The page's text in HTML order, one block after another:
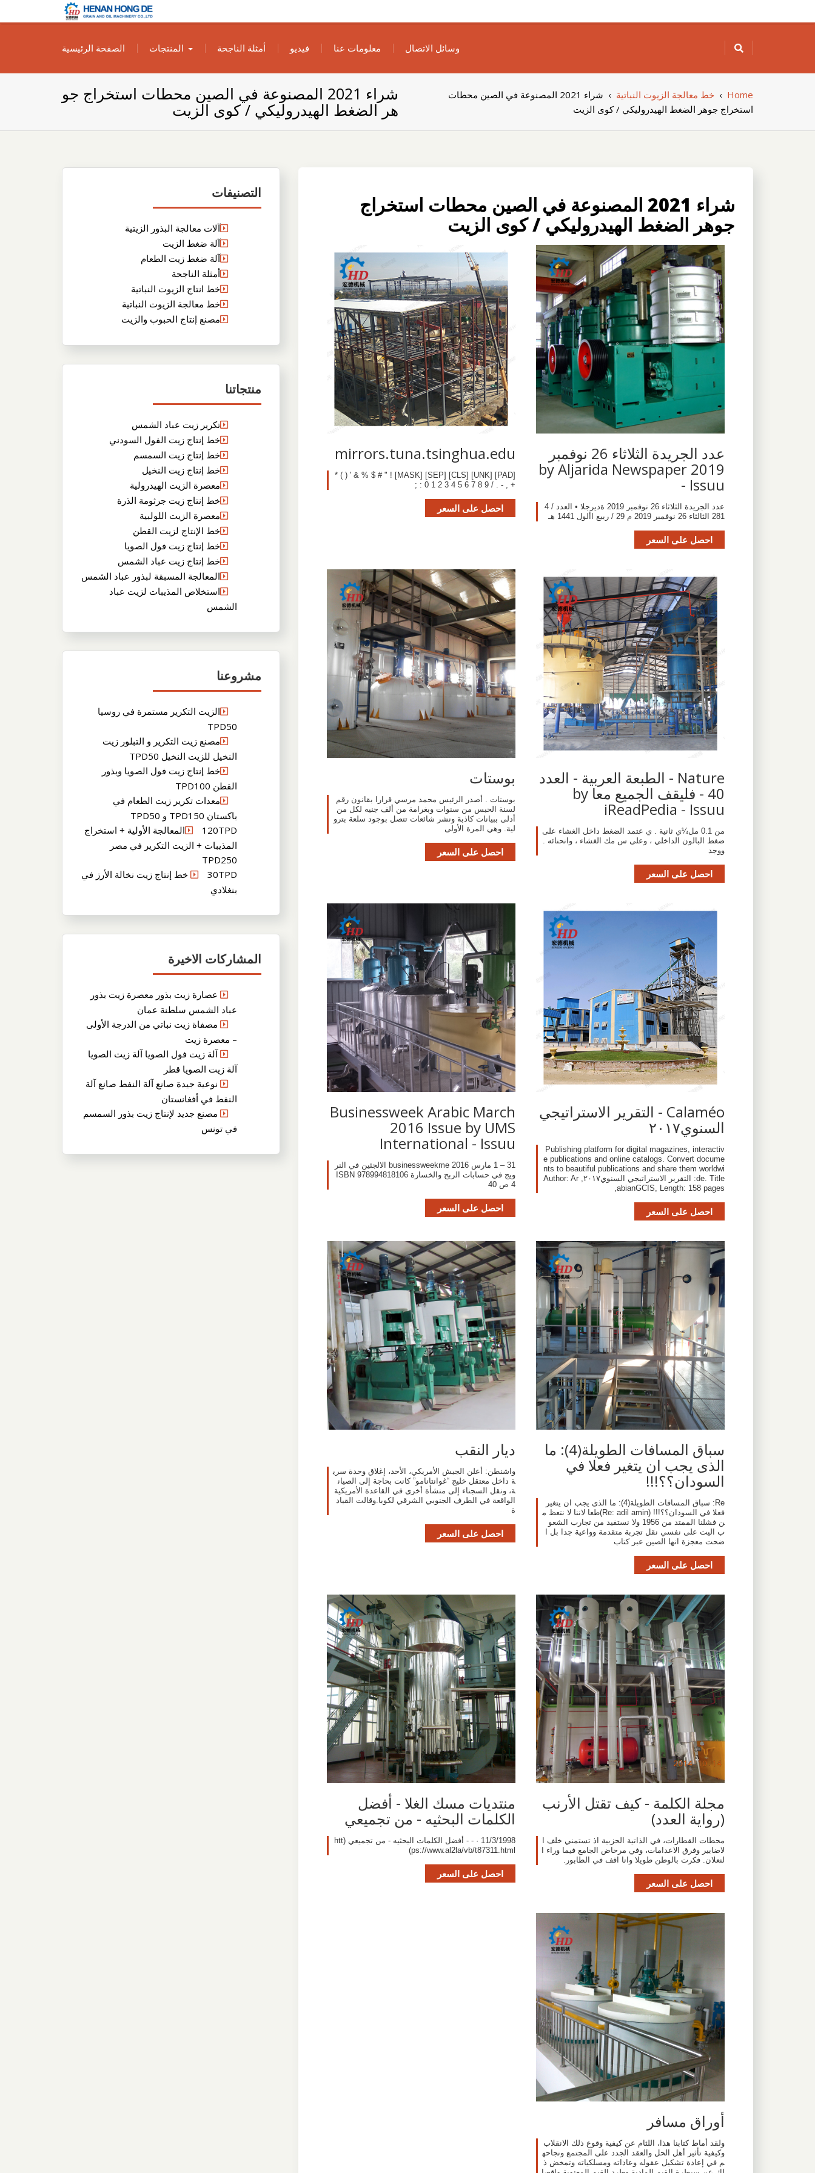
to
الزيوت النباتية
الخاص بك
الصفحة الرئيسية
المنتجات أمثلة الناجحة فيديو معلومات عنا وسائل الاتصال
شراء 2021 المصنوعة في الصين محطات استخراج جو
هر الضغط الهيدروليكي / كوى الزيت
Home
› خط معالجة الزيوت النباتية ›
شراء 2021 المصنوعة في الصين محطات
استخراج جوهر الضغط الهيدروليكي / كوى الزيت
التصنيفات
آلات معالجة البذور الزيتية
آلة ضغط الزيت
آلة ضغط زيت الطعام
أمثلة الناجحة
خط انتاج الزيوت النباتية
خط معالجة الزيوت النباتية
مصنع إنتاج الحبوب والزيت
منتجاتنا
تكرير زيت عباد الشمس
خط إنتاج زيت الفول السودني
خط إنتاج زيت السمسم
خط إنتاج زيت النخيل
معصرة الزيت الهيدرولية
خط إنتاج زيت جرثومة الذرة
معصرة الزيت اللولبية
خط الإنتاج لزيت القطن
خط إنتاج زيت فول الصويا
خط إنتاج زيت عباد الشمس
المعالجة المسبقة لبذور عباد الشمس
استخلاص المذيبات لزيت عباد
الشمس
مشروعنا
الزيت التكرير مستمرة في روسيا
TPD50
مصنع زيت التكرير و التبلور زيت
النخيل للزيت النخيل TPD50
خط إنتاج زيت فول الصويا وبذور
القطن TPD100
معدات تكرير زيت الطعام في
باكستان TPD150 و TPD50
120TPDالمعالجة الأولية + استخراج
المذيبات + الزيت التكرير في مصر
TPD250
30TPD خط إنتاج زيت نخالة الأرز في
بنغلادي
المشاركات الاخيرة
عصارة زيت بذور معصرة زيت بذور
عباد الشمس سلطنة عمان
مصفاة زيت نباتي من الدرجة الأولى
– معصرة زيت
آلة زيت فول الصويا آلة زيت الصويا
آلة زيت الصويا قطر
نوعية جيدة صانع آلة النفط صانع آلة
النفط في أفغانستان
مصنع جديد لإنتاج زيت بذور السمسم
في تونس
شراء 2021 المصنوعة في الصين محطات استخراج
جوهر الضغط الهيدروليكي / كوى الزيت
عدد الجريدة الثلاثاء 26 نوفمبر
2019 by Aljarida Newspaper
- Issuu
عدد الجريدة الثلاثاء 26 نوفمبر 2019 ةديرجلا • العدد / 4
281 الثالثاء 26 نوفمبر 2019 م 29 / ربيع األول 1441 هـ
احصل على السعر
mirrors.tuna.tsinghua.edu
[PAD] [UNK] [CLS] [SEP] [MASK] ! " # $ % & ' ( ) *
+ , - . / 0 1 2 3 4 5 6 7 8 9 : ;
احصل على السعر
Nature - الطبعة العربية - العدد
40 - فليقف الجميع معا by
iReadPedia - Issuu
من 0.1 مل¼ي ثانية . ي عتمد الضغط داخل الغشاء على
ضغط البالون الداخلي ، وعلى س مك الغشاء ، وانحنائه .
ووجد
احصل على السعر
بوستات
بوستات . أصدر الرئيس محمد مرسي قرارا بقانون رقم
لسنة الحبس من سنوات وبغرامة من ألف جنيه لكل من
أدلى ببيانات كاذبة ونشر شائعات تتصل بوجود سلعة بترو
لية. وهي المرة الأولى
احصل على السعر
Calaméo - التقرير الاستراتيجي
السنوي٢٠١٧
Publishing platform for digital magazines, interactiv
e publications and online catalogs. Convert docume
nts to beautiful publications and share them worldwi
de. Title: التقرير الاستراتيجي السنوي٢٠١٧, Author: Ar
abianGCIS, Length: 158 pages,
احصل على السعر
Businessweek Arabic March
2016 Issue by UMS
International - Issuu
31 – 1 مارس 2016 businessweekme الالجئين في النر
ويج في حسابات الربح والخسارة ISBN 978994818106
4 ص 40
احصل على السعر
سباق المسافات الطويلة(4): ما
الذى يجب ان يتغير فعلا في
السودان؟؟!!!
Re: سباق المسافات الطويلة(4): ما الذى يجب ان يتغير
فعلا في السودان؟؟!!! (Re: adil amin)طعا لاننا لا نتعظ م
ن فشلنا الممتد من 1956 ولا نستفيد من تجارب الشعو
ب اليت على نفسي نقل تجربة متقدمة وواعية جدا بل ا
ضحت معجزة انها الصين عبر كتاب
احصل على السعر
ديار النقب
واشنطن: أعلن الجيش الأمريكي، الأحد، إغلاق وحدة سري
ة داخل معتقل خليج “غوانتانامو” كانت بحاجة إلى الصيان
ة، ونقل السجناء إلى منشأة أخرى في القاعدة الأمريكية
الواقعة في الطرف الجنوبي الشرقي لكوبا.وقالت القياد
ة
احصل على السعر
مجلة الكلمة - كيف تقتل الأرنب
(رواية العدد)
محطات القطارات، في الذاتية الحزبية اذ تستمني خلف ا
لاضابير وفرق الاعدامات، وفي مرحاض الجامع فيما وراء ا
لنعلان. فكرت بالوطن طويلا وانا اقف في الطابور.
احصل على السعر
منتديات مسك الغلا - أفضل
الكلمات البحثيه - من تجميعي
11/3/1998 · - - أفضل الكلمات البحثيه - من تجميعي (htt
ps://www.al2la/vb/t87311.html)
احصل على السعر
أوراق مسافر
ولقد أماط كتابنا هذا، اللثام عن كيفية وقوع ذلك الانقلاب
وكيفية تأثير أهل الحل والعقد الجدد على المجتمع ونجاحه
م في إعادة تشكيل عقوله وعاداته ومسلكياته وتمخض ذ